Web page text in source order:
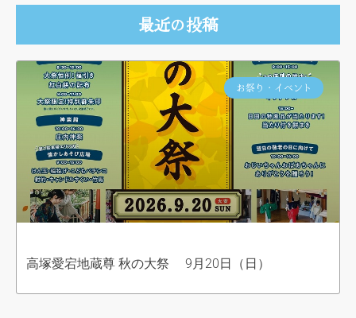
最近の投稿
お祭り・イベント
高塚愛宕地蔵尊 秋の大祭 9月20日（日）